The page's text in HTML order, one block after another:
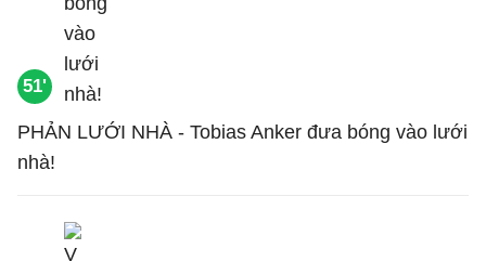
51'
PHẢN LƯỚI NHÀ - Tobias Anker đưa bóng vào lưới
nhà!